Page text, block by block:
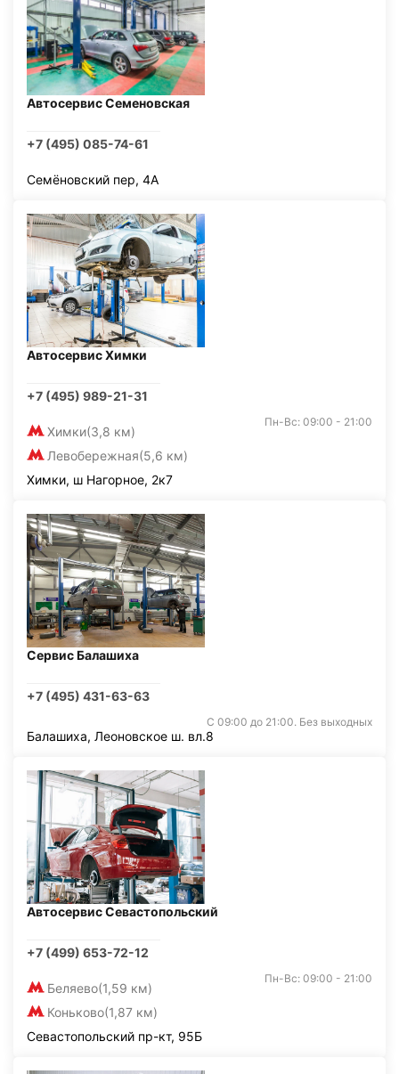
Автосервис Семеновская
+7 (495) 085-74-61
Семёновский пер, 4А
Автосервис Химки
+7 (495) 989-21-31
Химки(3,8 км)
Левобережная(5,6 км)
Пн-Вс: 09:00 - 21:00
Химки, ш Нагорное, 2к7
Сервис Балашиха
+7 (495) 431-63-63
С 09:00 до 21:00. Без выходных
Балашиха, Леоновское ш. вл.8
Автосервис Севастопольский
+7 (499) 653-72-12
Беляево(1,59 км)
Коньково(1,87 км)
Пн-Вс: 09:00 - 21:00
Севастопольский пр-кт, 95Б